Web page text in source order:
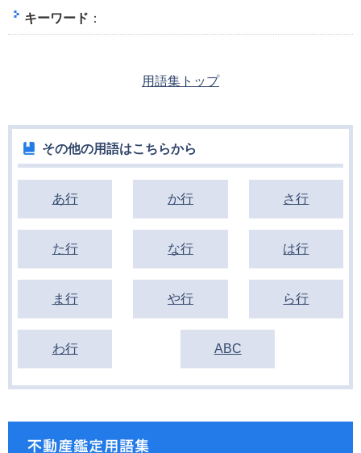
キーワード ：
用語集トップ
その他の用語はこちらから
あ行 か行 さ行
た行 な行 は行
ま行 や行 ら行
わ行 ABC